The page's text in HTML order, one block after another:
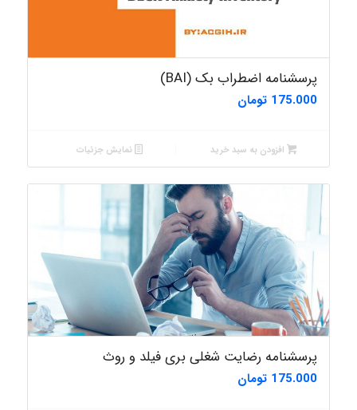
پرسشنامه اضطراب بک (BAI)
175.000 تومان
افزودن به سبد خرید نمایش جزئیات
پرسشنامه رضایت شغلی بری فیلد و روث
175.000 تومان